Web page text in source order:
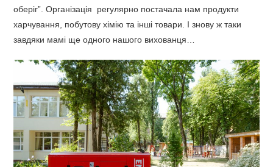
оберіг”. Організація регулярно постачала нам продукти
харчування, побутову хімію та інші товари. І знову ж таки
завдяки мамі ще одного нашого вихованця…